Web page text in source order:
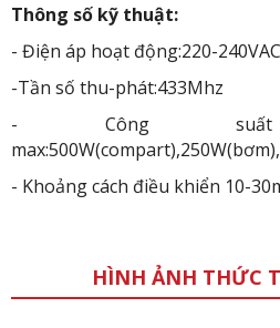
Thông số kỹ thuật:
- Điện áp hoạt động:220-
-Tần số thu-phát:433Mhz
- Công
- Khoảng cách điều khiển 10-
HÌNH ẢNH THỨC